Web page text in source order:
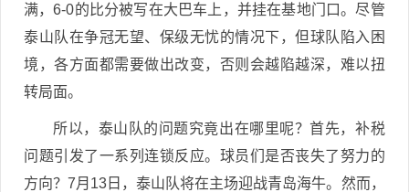
满，6-0的比分被写在大巴车上，并挂在基地门口。尽管
泰山队在争冠无望、保级无忧的情况下，但球队陷入困
境，各方面都需要做出改变，否则会越陷越深，难以扭
转局面。
所以，泰山队的问题究竟出在哪里呢？首先，补税
问题引发了一系列连锁反应。球员们是否丧失了努力的
方向？7月13日，泰山队将在主场迎战青岛海牛。然而，